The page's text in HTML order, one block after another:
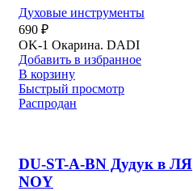
Духовые инструменты
690 ₽
OK-1 Окарина. DADI
Добавить в избранное
В корзину
Быстрый просмотр
Распродан
DU-ST-A-BN Дудук в ЛЯ
NOY